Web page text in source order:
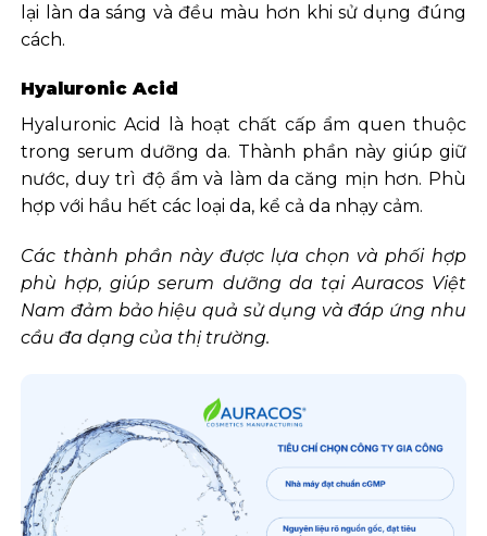
lại làn da sáng và đều màu hơn khi sử dụng đúng
cách.
Hyaluronic Acid
Hyaluronic Acid là hoạt chất cấp ẩm quen thuộc
trong serum dưỡng da. Thành phần này giúp giữ
nước, duy trì độ ẩm và làm da căng mịn hơn. Phù
hợp với hầu hết các loại da, kể cả da nhạy cảm.
Các thành phần này được lựa chọn và phối hợp
phù hợp, giúp serum dưỡng da tại Auracos Việt
Nam đảm bảo hiệu quả sử dụng và đáp ứng nhu
cầu đa dạng của thị trường.